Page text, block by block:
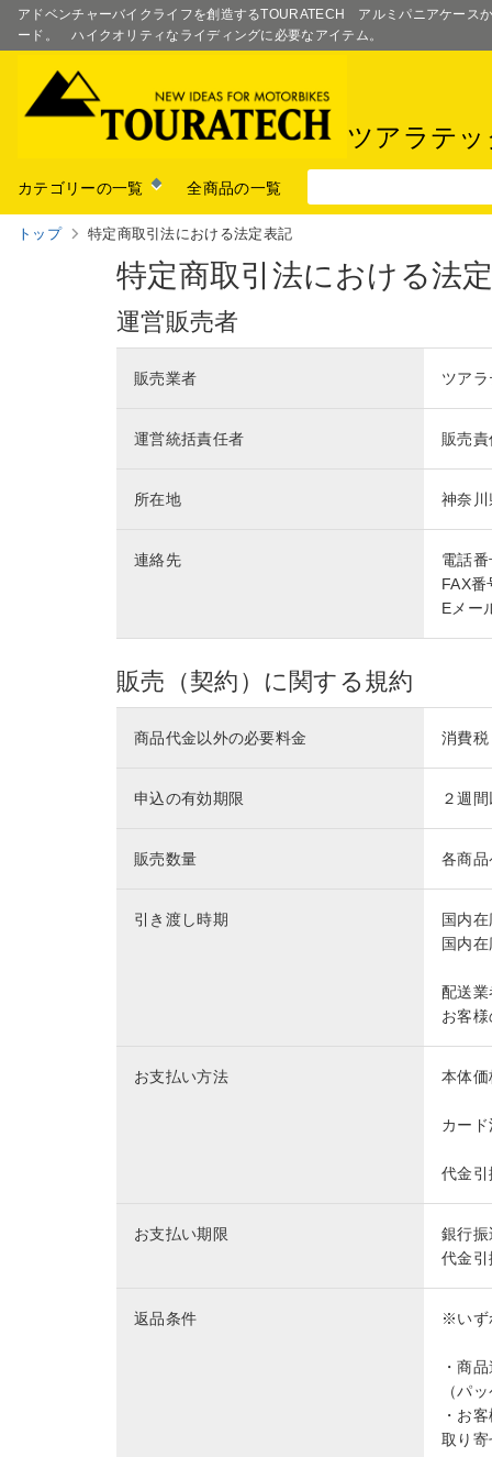
アドベンチャーバイクライフを創造するTOURATECH アルミパニアケース
ード。 ハイクオリティなライディングに必要なアイテム。
ツアラテ
カテゴリーの一覧 全商品の一覧
トップ 特定商取引法における法定表記
特定商取引法における法
運営販売者
販売業者 ツア
運営統括責任者 販売
所在地 神奈
連絡先
電話
FAX
Eメー
販売（契約）に関する規約
商品代金以外の必要料金 消費
申込の有効期限 ２週
販売数量 各商
引き渡し時期
国内
国内
配送
お客
お支払い方法 本体
カー
代金
お支払い期限
銀行
代金
返品条件 ※いず
・商
（パ
・お
取り